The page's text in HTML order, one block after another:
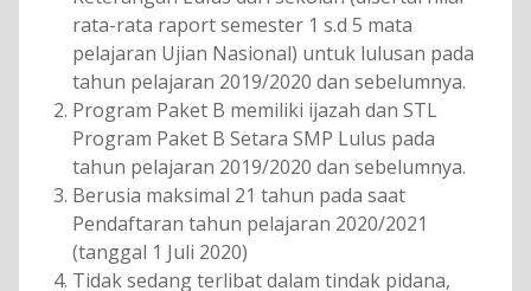
rata-rata raport semester 1 s.d 5 mata
pelajaran Ujian Nasional) untuk lulusan pada
tahun pelajaran 2019/2020 dan sebelumnya.
Program Paket B memiliki ijazah dan STL
Program Paket B Setara SMP Lulus pada
tahun pelajaran 2019/2020 dan sebelumnya.
Berusia maksimal 21 tahun pada saat
Pendaftaran tahun pelajaran 2020/2021
(tanggal 1 Juli 2020)
Tidak sedang terlibat dalam tindak pidana,